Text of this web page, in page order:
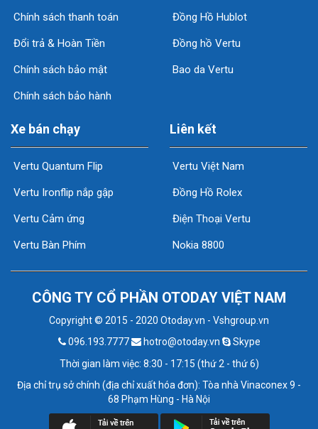
Chính sách thanh toán
Đổi trả & Hoàn Tiền
Chính sách bảo mật
Chính sách bảo hành
Đồng Hồ Hublot
Đồng hồ Vertu
Bao da Vertu
Xe bán chạy
Vertu Quantum Flip
Vertu Ironflip nắp gập
Vertu Cảm ứng
Vertu Bàn Phím
Liên kết
Vertu Việt Nam
Đồng Hồ Rolex
Điện Thoại Vertu
Nokia 8800
CÔNG TY CỔ PHẦN OTODAY VIỆT NAM
Copyright © 2015 - 2020 Otoday.vn - Vshgroup.vn
096.193.7777
hotro@otoday.vn
Skype
Thời gian làm việc: 8:30 - 17:15 (thứ 2 - thứ 6)
Địa chỉ trụ sở chính (địa chỉ xuất hóa đơn): Tòa nhà Vinaconex 9 -
68 Phạm Hùng - Hà Nội